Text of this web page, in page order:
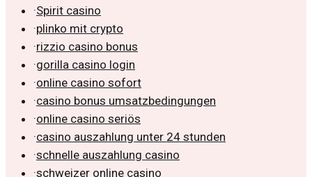
·Spirit casino
·plinko mit crypto
·rizzio casino bonus
·gorilla casino login
·online casino sofort
·casino bonus umsatzbedingungen
·online casino seriös
·casino auszahlung unter 24 stunden
·schnelle auszahlung casino
·schweizer online casino